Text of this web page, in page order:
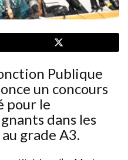
Publique
un concours
pour le
dans les
grade A3.